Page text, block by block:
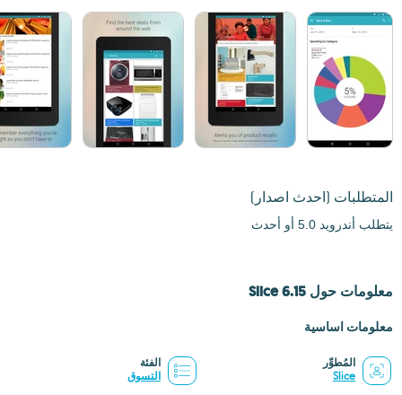
المتطلبات (احدث اصدار)
يتطلب أندرويد 5.0 أو أحدث
معلومات حول Slice 6.15
معلومات اساسية
المُطوِّر
Slice
الفئة
التسوق